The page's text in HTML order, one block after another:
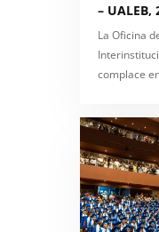
– UALEB,
La Oficina
complace